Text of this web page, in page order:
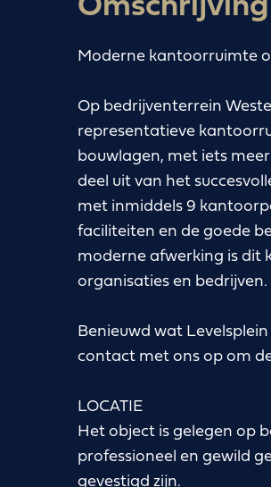
Omschrijving
Moderne kantoorruimte
Op bedrijventerrein
representatieve
bouwlagen, met iets
deel uit van het
met inmiddels 9
faciliteiten en de goede
moderne afwerking is dit
organisaties en bedrijven.
Benieuwd wat
contact met ons op om
LOCATIE
Het object is gelegen op
professioneel en gewild
gevestigd zijn.